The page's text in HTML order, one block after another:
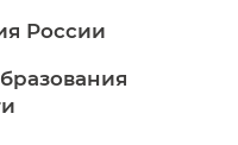
России